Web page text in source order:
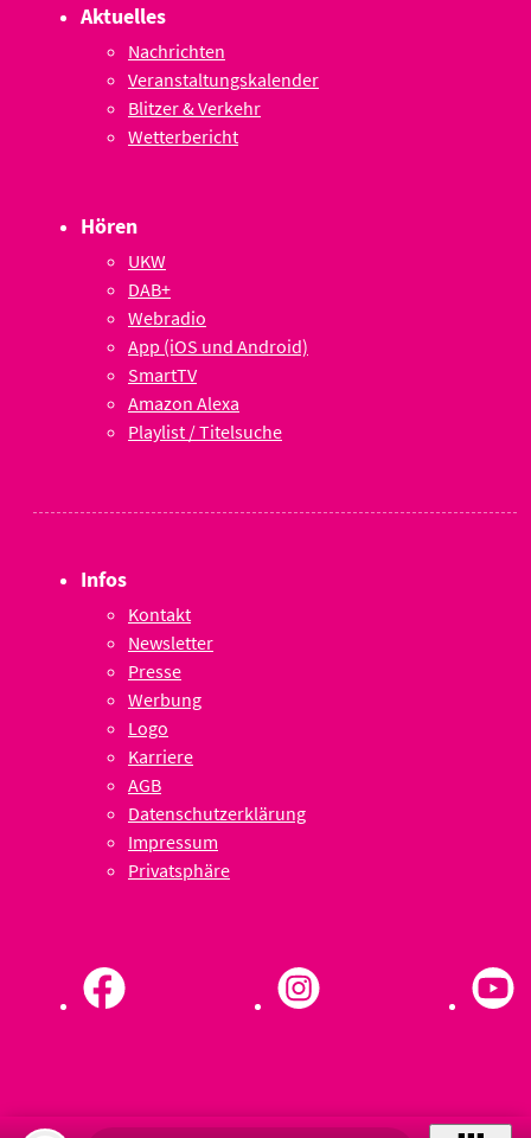
Aktuelles
Nachrichten
Veranstaltungskalender
Blitzer & Verkehr
Wetterbericht
Hören
UKW
DAB+
Webradio
App (iOS und Android)
SmartTV
Amazon Alexa
Playlist / Titelsuche
Infos
Kontakt
Newsletter
Presse
Werbung
Logo
Karriere
AGB
Datenschutzerklärung
Impressum
Privatsphäre